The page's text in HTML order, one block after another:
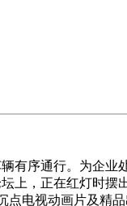
序通行。为企业
上，正在红灯时摆
点电视动画片及精